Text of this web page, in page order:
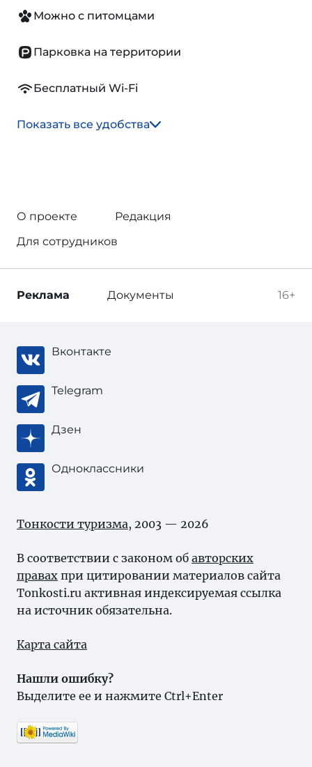
Можно с питомцами
Парковка на территории
Бесплатный Wi-Fi
Показать все удобства
О проекте
Редакция
Для сотрудников
16+
Реклама Документы
Вконтакте
Telegram
Дзен
Одноклассники
Тонкости туризма, 2003 — 2026
В соответствии с законом об авторских
правах при цитировании материалов сайта
Tonkosti.ru активная индексируемая ссылка
на источник обязательна.
Карта сайта
Нашли ошибку?
Выделите ее и нажмите Ctrl+Enter